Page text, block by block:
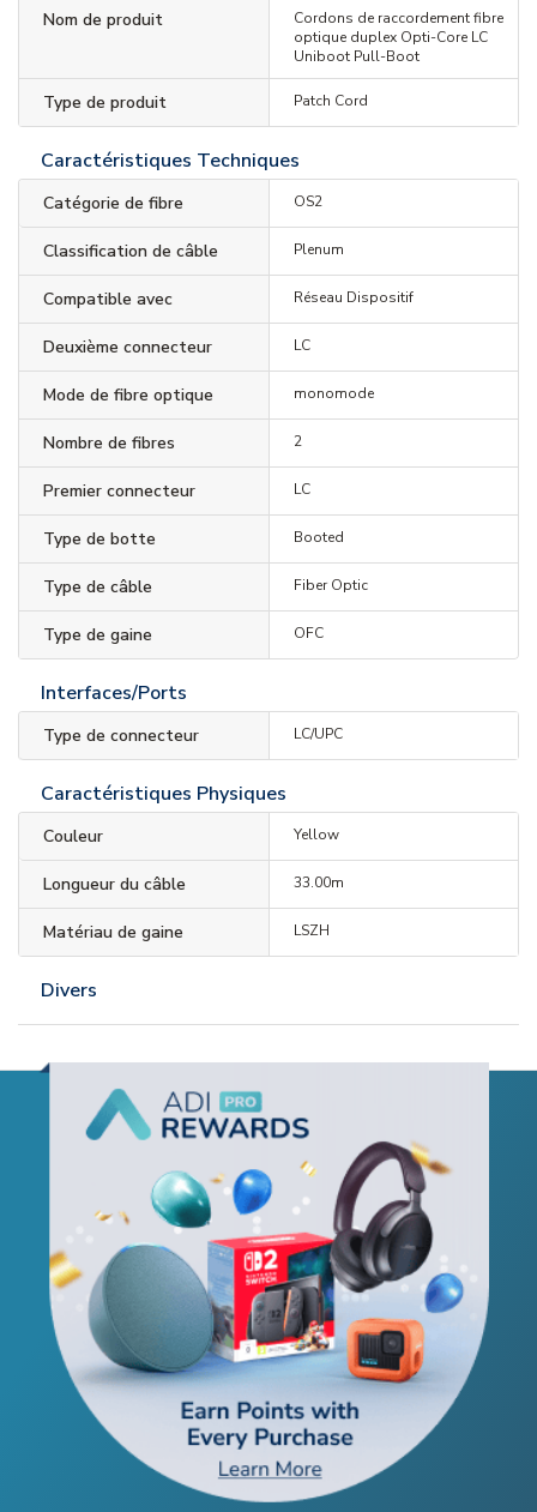
Nom de produit
Cordons de raccordement fibre
optique duplex Opti-Core LC
Uniboot Pull-Boot
Type de produit Patch Cord
Caractéristiques Techniques
Catégorie de fibre OS2
Classification de câble Plenum
Compatible avec Réseau Dispositif
Deuxième connecteur LC
Mode de fibre optique monomode
Nombre de fibres 2
Premier connecteur LC
Type de botte Booted
Type de câble Fiber Optic
Type de gaine OFC
Interfaces/Ports
Type de connecteur LC/UPC
Caractéristiques Physiques
Couleur Yellow
Longueur du câble 33.00m
Matériau de gaine LSZH
Divers